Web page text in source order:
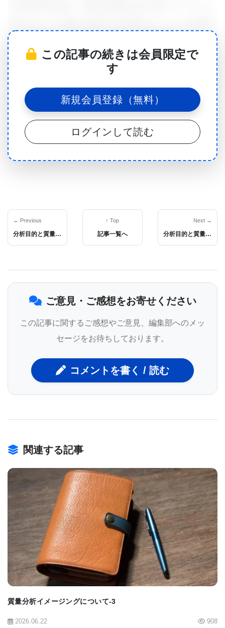
がMALDIとの組合せで日本市場に登場したのは、も
う30年以上前になると思いますが、当時は決して質
量分解能の高い装置とは言えない代物でした。
TOFMSはパルス的にイオンを生成するイオン化法と
の組合せが容易なので、MALDIとの組合せにおいて
最初に実用化され、EIやESIのような連続イオン化と
の組合せが可能になったのは、直交加速と呼ばれる
技術が開発されてから後の事です。そして、TOFMS
高分解能の利点は、低分解能では重なってしまう
m/z値が近いイオン同士を分離出来る事つまり選択
る事です。イオンのm/z値とイオン種から元の分子
の質量を推測する事が出来るため、“イオンの
を正確に測る事＝分子の精密質量を知る事”となり、
その数値から分子を構成する元素組成即ち分子式を
推測する事が出来ます。分子式が推測できるという
合成の分野で論文を書いた場合、高分解能質量分析
による組成推定の結果を記載する事は、必ずと言っ
は、狙った通りの構造の化合物が合成出来たかを、
X線やNMRです。詳細な構造はこの2つで確認できる
ので、質量分析に求められるのは、分子の質量と分
子式くらいになります。合成品ですから、NMRを測
定出来るだけの“量”を確保する事は、それ程大変で
はない訳です。
一方、天然物試料や生体試料中の微量の未知成分
の構造推定を行う場合などは、ターゲットが微量で
すからNMRを測定できるだけの量を集めるのが大変
な訳です。もちろん、最終的に構造を決める時に
は、どうしてもNMRは必要ですから集めなければな
この記事の続きは会員限定で
す
新規会員登録（無料）
ログインして読む
← Previous
分析目的と質量分析計の種類について-3：質量分析部（イオントラップ）編
↑ Top
記事一覧へ
Next →
分析目的と質量分析計の種類について-3：質量分析部（QTOF & Orbitrap）編
ご意見・ご感想をお寄せください
この記事に関するご感想やご意見、編集部へのメッ
セージをお待ちしております。
コメントを書く / 読む
関連する記事
BIOMARKET JP
質量分析イメージングについて-3
2026.06.22 908